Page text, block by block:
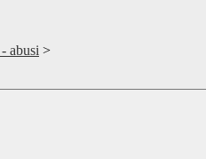
abusi >